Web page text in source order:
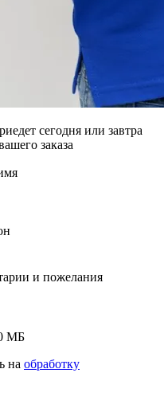
сегодня или завтра
заказа
и пожелания
МБ
на обработку